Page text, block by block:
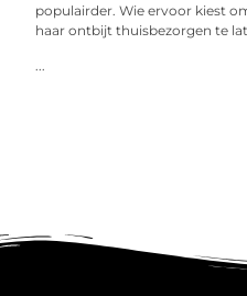
populairder. Wie ervoor kiest
haar ontbijt thuisbezorgen te
...